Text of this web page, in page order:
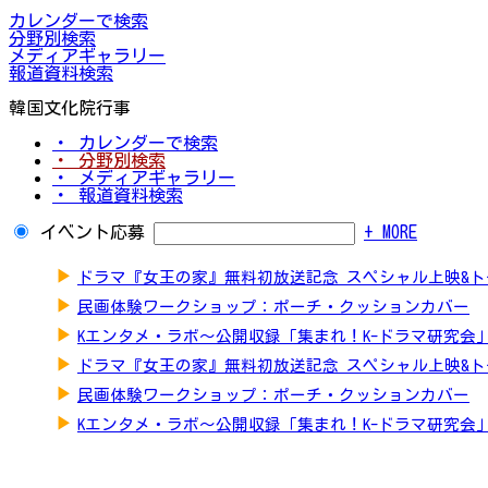
カレンダーで検索
分野別検索
メディアギャラリー
報道資料検索
韓国文化院行事
・ カレンダーで検索
・ 分野別検索
・ メディアギャラリー
・ 報道資料検索
イベント応募 + MORE
▶ ドラマ『女王の家』無料初放送記念 スペシャル上映&
▶ 民画体験ワークショップ：ポーチ・クッションカバー
▶ Kエンタメ・ラボ～公開収録「集まれ！K-ドラマ研究会」
▶ ドラマ『女王の家』無料初放送記念 スペシャル上映&
▶ 民画体験ワークショップ：ポーチ・クッションカバー
▶ Kエンタメ・ラボ～公開収録「集まれ！K-ドラマ研究会」